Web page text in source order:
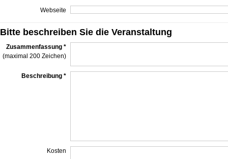
Webseite
Bitte beschreiben Sie die Veranstaltung
Zusammenfassung *
(maximal 200 Zeichen)
Beschreibung *
Kosten